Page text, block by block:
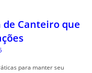
de Canteiro que
para manter seu